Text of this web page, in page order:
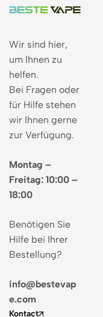
Wir sind hier,
um Ihnen zu
helfen.
Bei Fragen oder
für Hilfe stehen
wir Ihnen gerne
zur Verfügung.
Montag –
Freitag: 10:00 –
18:00
Benötigen Sie
Hilfe bei Ihrer
Bestellung?
info@bestevap
e.com
Kontact